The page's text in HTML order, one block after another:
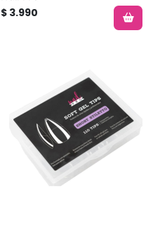
$ 3.990